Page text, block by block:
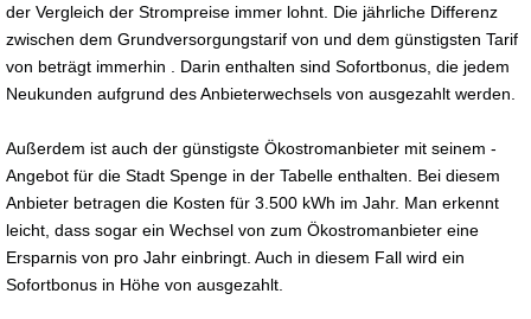
der Vergleich der Strompreise immer lohnt. Die jährliche Differenz
zwischen dem Grundversorgungstarif von und dem günstigsten Tarif
von beträgt immerhin . Darin enthalten sind Sofortbonus, die jedem
Neukunden aufgrund des Anbieterwechsels von ausgezahlt werden.
Außerdem ist auch der günstigste Ökostromanbieter mit seinem -
Angebot für die Stadt Spenge in der Tabelle enthalten. Bei diesem
Anbieter betragen die Kosten für 3.500 kWh im Jahr. Man erkennt
leicht, dass sogar ein Wechsel von zum Ökostromanbieter eine
Ersparnis von pro Jahr einbringt. Auch in diesem Fall wird ein
Sofortbonus in Höhe von ausgezahlt.